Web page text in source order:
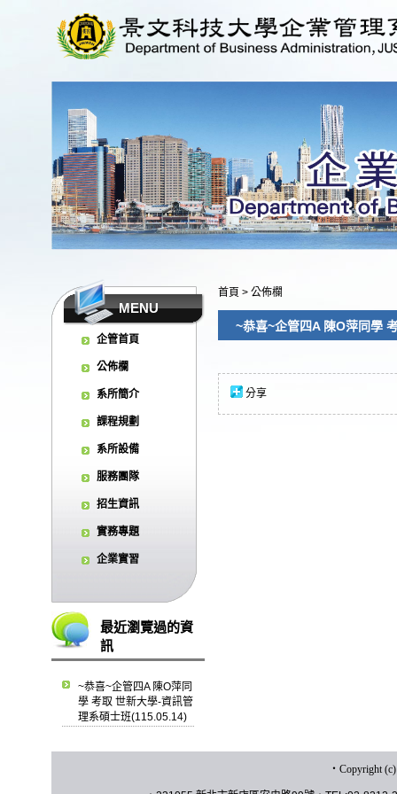
MENU
企管首頁
公佈欄
系所簡介
課程規劃
系所設備
服務團隊
招生資訊
實務專題
企業實習
最近瀏覽過的資
訊
~恭喜~企管四A 陳O萍同
學 考取 世新大學-資訊管
理系碩士班(115.05.14)
首頁 > 公佈欄
~恭喜~企管四A 陳O萍同學
分享
‧ Copyright